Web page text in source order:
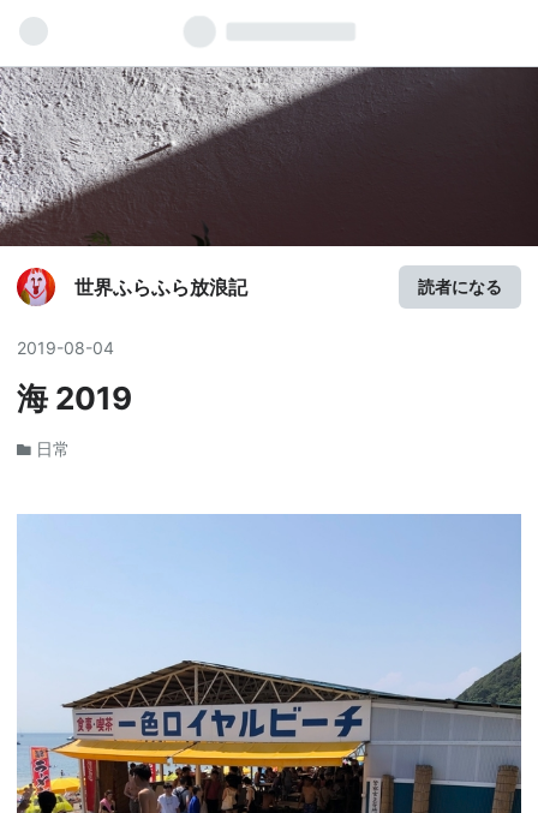
世界ふらふら放浪記 読者になる
2019-08-04
海 2019
日常